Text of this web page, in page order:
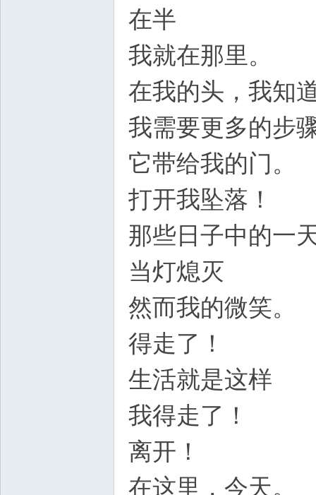
在半
我就在那里。
在我的头，我知
我需要更多的步
它带给我的门。
打开我坠落！
那些日子中的一
当灯熄灭
然而我的微笑。
得走了！
生活就是这样
我得走了！
离开！
在这里，今天。